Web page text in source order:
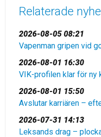
Relaterade
2026-08-05 08:21
Vapenman gripen vid
2026-08-01 16:30
VIK-profilen klar för ny
2026-08-01 15:50
Avslutar karriären –
2026-07-31 14:13
Leksands drag –